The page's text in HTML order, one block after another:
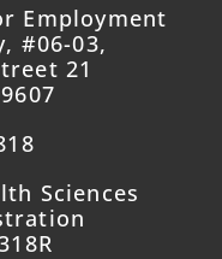
Employment
#06-03,
21
Sciences